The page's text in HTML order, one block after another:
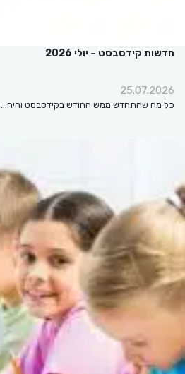
חדשות קידסבסט – יולי 2026
25.07.2026
כל מה שהתחדש ממש החודש בקידסבסט והיה…